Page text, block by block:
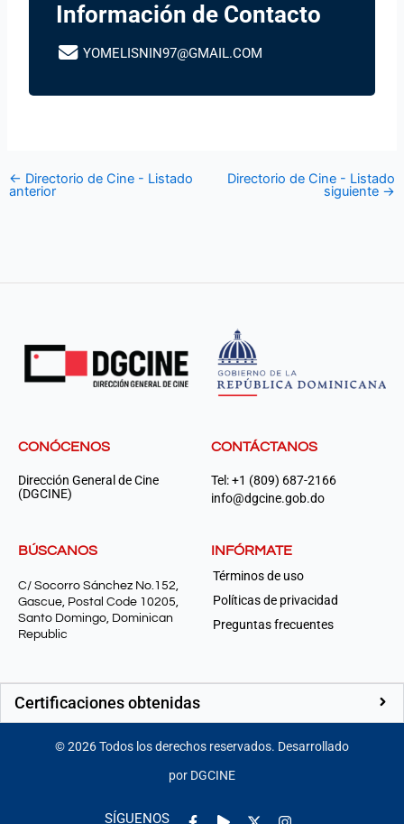
Información de Contacto
YOMELISNIN97@GMAIL.COM
← Directorio de Cine - Listado
anterior
Directorio de Cine - Listado
siguiente →
CONÓCENOS
Dirección General de Cine
(DGCINE)
CONTÁCTANOS
Tel: +1 (809) 687-2166
info@dgcine.gob.do
BÚSCANOS
C/ Socorro Sánchez No.152,
Gascue, Postal Code 10205,
Santo Domingo, Dominican
Republic
INFÓRMATE
Términos de uso
Políticas de privacidad
Preguntas frecuentes
Certificaciones obtenidas
©2026Todos los derechos reservados. Desarrollado
por DGCINE
SÍGUENOS
Facebook-
Play Instagram